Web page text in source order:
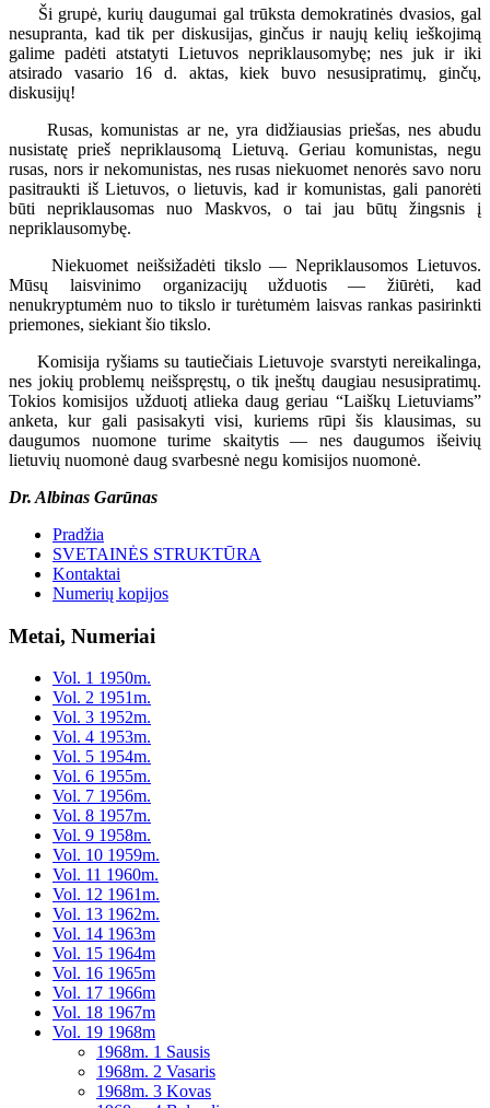
Ši grupė, kurių daugumai gal trūksta demokratinės dvasios, gal
nesupranta, kad tik per diskusijas, ginčus ir naujų kelių ieškojimą
galime padėti atstatyti Lietuvos nepriklausomybę; nes juk ir iki
atsirado vasario 16 d. aktas, kiek buvo nesusipratimų, ginčų,
diskusijų!
Rusas, komunistas ar ne, yra didžiausias priešas, nes abudu
nusistatę prieš nepriklausomą Lietuvą. Geriau komunistas, negu
rusas, nors ir nekomunistas, nes rusas niekuomet nenorės savo noru
pasitraukti iš Lietuvos, o lietuvis, kad ir komunistas, gali panorėti
būti nepriklausomas nuo Maskvos, o tai jau būtų žingsnis į
nepriklausomybę.
Niekuomet neišsižadėti tikslo — Nepriklausomos Lietuvos.
Mūsų laisvinimo organizacijų užduotis — žiūrėti, kad
nenukryptumėm nuo to tikslo ir turėtumėm laisvas rankas pasirinkti
priemones, siekiant šio tikslo.
Komisija ryšiams su tautiečiais Lietuvoje svarstyti nereikalinga,
nes jokių problemų neišspręstų, o tik įneštų daugiau nesusipratimų.
Tokios komisijos užduotį atlieka daug geriau “Laiškų Lietuviams”
anketa, kur gali pasisakyti visi, kuriems rūpi šis klausimas, su
daugumos nuomone turime skaitytis — nes daugumos išeivių
lietuvių nuomonė daug svarbesnė negu komisijos nuomonė.
Dr. Albinas Garūnas
Pradžia
SVETAINĖS STRUKTŪRA
Kontaktai
Numerių kopijos
Metai, Numeriai
Vol. 1 1950m.
Vol. 2 1951m.
Vol. 3 1952m.
Vol. 4 1953m.
Vol. 5 1954m.
Vol. 6 1955m.
Vol. 7 1956m.
Vol. 8 1957m.
Vol. 9 1958m.
Vol. 10 1959m.
Vol. 11 1960m.
Vol. 12 1961m.
Vol. 13 1962m.
Vol. 14 1963m
Vol. 15 1964m
Vol. 16 1965m
Vol. 17 1966m
Vol. 18 1967m
Vol. 19 1968m
1968m. 1 Sausis
1968m. 2 Vasaris
1968m. 3 Kovas